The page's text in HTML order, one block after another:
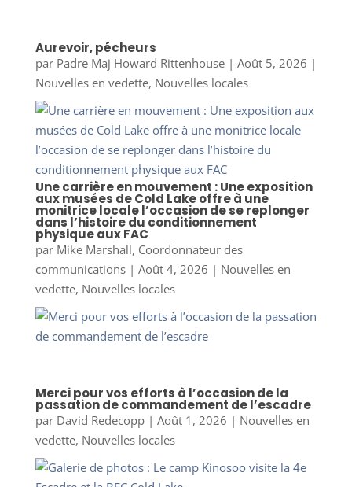
Aurevoir, pécheurs
par Padre Maj Howard Rittenhouse| Août 5, 2026 |
Nouvelles en vedette, Nouvelles locales
Une carrière en mouvement : Une exposition
aux musées de Cold Lake offre à une
monitrice locale l’occasion de se replonger
dans l’histoire du conditionnement
physique aux FAC
par Mike Marshall, Coordonnateur des
communications| Août 4, 2026 | Nouvelles en
vedette, Nouvelles locales
Merci pour vos efforts à l’occasion de la
passation de commandement de l’escadre
par David Redecopp| Août 1, 2026 | Nouvelles en
vedette, Nouvelles locales